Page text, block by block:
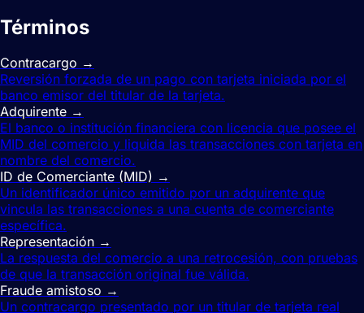
Términos
Contracargo →
Reversión forzada de un pago con tarjeta iniciada por el
banco emisor del titular de la tarjeta.
Adquirente →
El banco o institución financiera con licencia que posee el
MID del comercio y liquida las transacciones con tarjeta en
nombre del comercio.
ID de Comerciante (MID) →
Un identificador único emitido por un adquirente que
vincula las transacciones a una cuenta de comerciante
específica.
Representación →
La respuesta del comercio a una retrocesión, con pruebas
de que la transacción original fue válida.
Fraude amistoso →
Un contracargo presentado por un titular de tarjeta real